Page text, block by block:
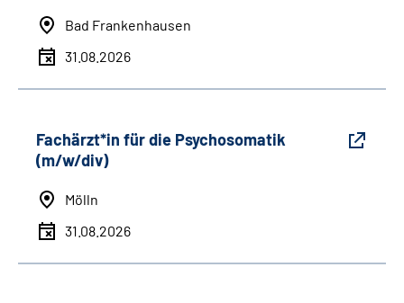
Bad Frankenhausen
31.08.2026
Fachärzt*in für die Psychosomatik
(m/w/div)
Mölln
31.08.2026